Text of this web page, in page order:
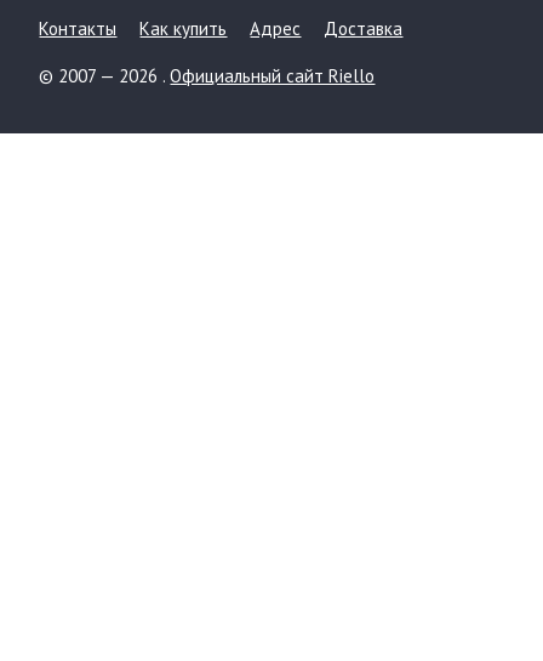
Контакты Как купить Адрес Доставка
© 2007 — 2026 .Официальный сайт Riello